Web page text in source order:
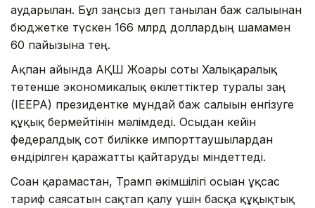
аударылған. Бұл заңсыз деп танылған баж салығынан
бюджетке түскен 166 млрд доллардың шамамен
60 пайызына тең.
Ақпан айында АҚШ Жоғарғы соты Халықаралық
төтенше экономикалық өкілеттіктер туралы заң
(IEEPA) президентке мұндай баж салығын енгізуге
құқық бермейтінін мәлімдеді. Осыдан кейін
федералдық сот билікке импорттаушылардан
өндірілген қаражатты қайтаруды міндеттеді.
Соған қарамастан, Трамп әкімшілігі осыған ұқсас
тариф саясатын сақтап қалу үшін басқа құқықтық